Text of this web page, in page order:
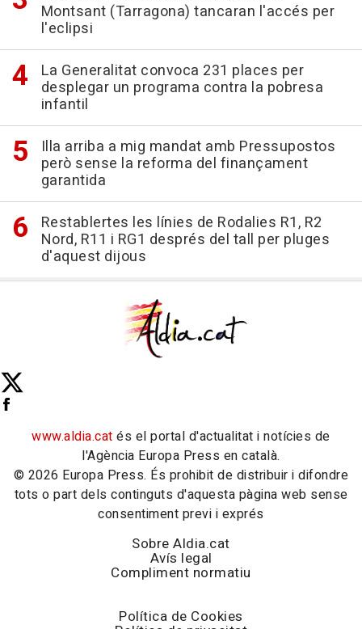
Montsant (Tarragona) tancaran l'accés per
l'eclipsi
La Generalitat convoca 231 places per
desplegar un programa contra la pobresa
infantil
Illa arriba a mig mandat amb Pressupostos
però sense la reforma del finançament
garantida
Restablertes les línies de Rodalies R1, R2
Nord, R11 i RG1 després del tall per pluges
d'aquest dijous
www.aldia.cat és el portal d'actualitat i notícies de
l'Agència Europa Press en català.
© 2026 Europa Press. És prohibit de distribuir i difondre
tots o part dels continguts d'aquesta pàgina web sense
consentiment previ i exprés
Sobre Aldia.cat
Avís legal
Compliment normatiu
Política de Cookies